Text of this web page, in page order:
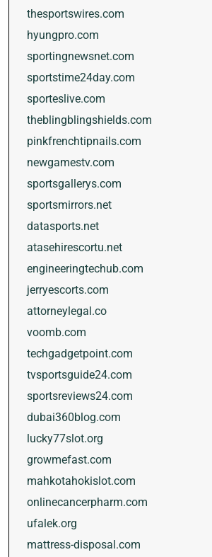
thesportswires.com
hyungpro.com
sportingnewsnet.com
sportstime24day.com
sporteslive.com
theblingblingshields.com
pinkfrenchtipnails.com
newgamestv.com
sportsgallerys.com
sportsmirrors.net
datasports.net
atasehirescortu.net
engineeringtechub.com
jerryescorts.com
attorneylegal.co
voomb.com
techgadgetpoint.com
tvsportsguide24.com
sportsreviews24.com
dubai360blog.com
lucky77slot.org
growmefast.com
mahkotahokislot.com
onlinecancerpharm.com
ufalek.org
mattress-disposal.com